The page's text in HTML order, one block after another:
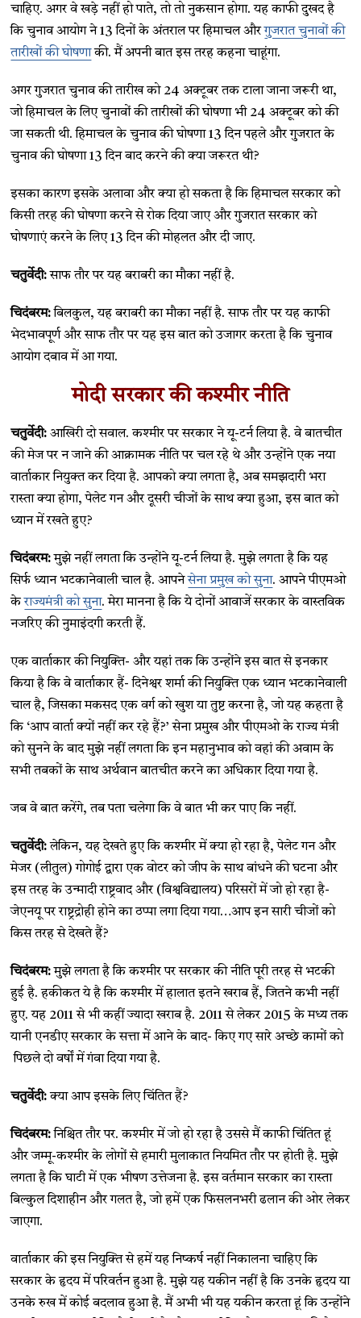
चाहिए. अगर वे खड़े नहीं हो पाते, तो तो नुकसान होगा. यह काफी दुखद है
कि चुनाव आयोग ने 13 दिनों के अंतराल पर हिमाचल औरगुजरात चुनावों की
तारीखों की घोषणाकी. मैं अपनी बात इस तरह कहना चाहूंगा.
अगर गुजरात चुनाव की तारीख को 24 अक्टूबर तक टाला जाना जरूरी था,
जो हिमाचल के लिए चुनावों की तारीखों की घोषणा भी 24 अक्टूबर को की
जा सकती थी. हिमाचल के चुनाव की घोषणा 13 दिन पहले और गुजरात के
चुनाव की घोषणा 13 दिन बाद करने की क्या जरूरत थी?
इसका कारण इसके अलावा और क्या हो सकता है कि हिमाचल सरकार को
किसी तरह की घोषणा करने से रोक दिया जाए और गुजरात सरकार को
घोषणाएं करने के लिए 13 दिन की मोहलत और दी जाए.
चतुर्वेदी:साफ तौर पर यह बराबरी का मौका नहीं है.
चिदंबरम:बिलकुल, यह बराबरी का मौका नहीं है. साफ तौर पर यह काफी
भेदभावपूर्ण और साफ तौर पर यह इस बात को उजागर करता है कि चुनाव
आयोग दबाव में आ गया.
मोदी सरकार की कश्मीर नीति
चतुर्वेदी: आखिरी दो सवाल. कश्मीर पर सरकार ने यू-टर्न लिया है. वे बातचीत
की मेज पर न जाने की आक्रामक नीति पर चल रहे थे और उन्होंने एक नया
वार्ताकार नियुक्त कर दिया है. आपको क्या लगता है, अब समझदारी भरा
रास्ता क्या होगा, पेलेट गन और दूसरी चीजों के साथ क्या हुआ, इस बात को
ध्यान में रखते हुए?
चिदंबरम:मुझे नहीं लगता कि उन्होंने यू-टर्न लिया है. मुझे लगता है कि यह
सिर्फ ध्यान भटकानेवाली चाल है. आपनेसेना प्रमुख को सुना. आपने पीएमओ
केराज्यमंत्री को सुना. मेरा मानना है कि ये दोनों आवाजें सरकार के वास्तविक
नजरिए की नुमाइंदगी करती हैं.
एक वार्ताकार की नियुक्ति- और यहां तक कि उन्होंने इस बात से इनकार
किया है कि वे वार्ताकार हैं- दिनेश्वर शर्मा की नियुक्ति एक ध्यान भटकानेवाली
चाल है, जिसका मकसद एक वर्ग को खुश या तुष्ट करना है, जो यह कहता है
कि ‘आप वार्ता क्यों नहीं कर रहे हैं?’ सेना प्रमुख और पीएमओ के राज्य मंत्री
को सुनने के बाद मुझे नहीं लगता कि इन महानुभाव को वहां की अवाम के
सभी तबकों के साथ अर्थवान बातचीत करने का अधिकार दिया गया है.
जब वे बात करेंगे, तब पता चलेगा कि वे बात भी कर पाए कि नहीं.
चतुर्वेदी:लेकिन, यह देखते हुए कि कश्मीर में क्या हो रहा है, पेलेट गन और
मेजर (लीतुल) गोगोई द्वारा एक वोटर को जीप के साथ बांधने की घटना और
इस तरह के उन्मादी राष्ट्रवाद और (विश्वविद्यालय) परिसरों में जो हो रहा है-
जेएनयू पर राष्ट्रद्रोही होने का ठप्पा लगा दिया गया…आप इन सारी चीजों को
किस तरह से देखते हैं?
चिदंबरम:मुझे लगता है कि कश्मीर पर सरकार की नीति पूरी तरह से भटकी
हुई है. हकीकत ये है कि कश्मीर में हालात इतने खराब हैं, जितने कभी नहीं
हुए. यह 2011 से भी कहीं ज्यादा खराब है. 2011 से लेकर 2015 के मध्य तक
यानी एनडीए सरकार के सत्ता में आने के बाद- किए गए सारे अच्छे कामों को
पिछले दो वर्षों में गंवा दिया गया है.
चतुर्वेदी:क्या आप इसके लिए चिंतित हैं?
चिदंबरम:निश्चित तौर पर. कश्मीर में जो हो रहा है उससे मैं काफी चिंतित हूं
और जम्मू-कश्मीर के लोगों से हमारी मुलाकात नियमित तौर पर होती है. मुझे
लगता है कि घाटी में एक भीषण उत्तेजना है. इस वर्तमान सरकार का रास्ता
बिल्कुल दिशाहीन और गलत है, जो हमें एक फिसलनभरी ढलान की ओर लेकर
जाएगा.
वार्ताकार की इस नियुक्ति से हमें यह निष्कर्ष नहीं निकालना चाहिए कि
सरकार के हृदय में परिवर्तन हुआ है. मुझे यह यकीन नहीं है कि उनके हृदय या
उनके रुख में कोई बदलाव हुआ है. मैं अभी भी यह यकीन करता हूं कि उन्होंने